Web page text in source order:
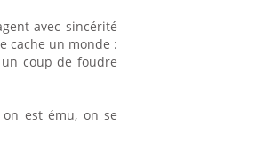
avec sincérité
cache un monde :
coup de foudre
on est ému, on se